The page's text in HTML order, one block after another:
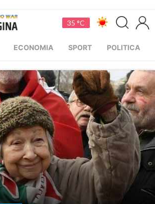
35 °C
ECONOMIA SPORT POLITICA